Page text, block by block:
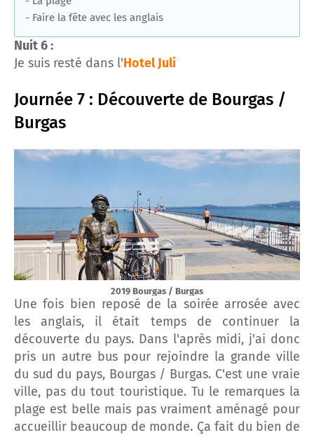
- Faire la fête avec les anglais
Nuit 6 :
Je suis resté dans l'Hotel Juli
Journée 7 : Découverte de Bourgas /
Burgas
2019 Bourgas / Burgas
Une fois bien reposé de la soirée arrosée avec
les anglais, il était temps de continuer la
découverte du pays. Dans l'après midi, j'ai donc
pris un autre bus pour rejoindre la grande ville
du sud du pays, Bourgas / Burgas. C'est une vraie
ville, pas du tout touristique. Tu le remarques la
plage est belle mais pas vraiment aménagé pour
accueillir beaucoup de monde. Ça fait du bien de